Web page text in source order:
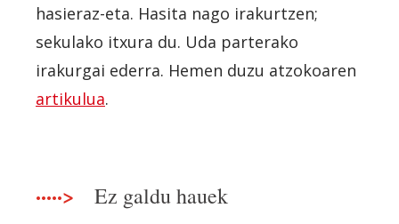
hasieraz-eta. Hasita nago irakurtzen;
sekulako itxura du. Uda parterako
irakurgai ederra. Hemen duzu atzokoaren
artikulua.
·····> Ez galdu hauek